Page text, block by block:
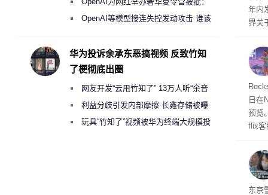
年内
界关
日在
预览
flix客
27
东京
2000美元一晚 遭讽“反乌托邦”
OpenAI等模型接连失控发动攻击 谁该
华为投诉余承东恶搞视频 反致竹知
了梗彻底出圈
网友开发“云甩竹知了” 13万人听“余音
绕梁”利益分歧引发内部摩擦 长鑫存储被曝
曾将华为驻场工程师驱逐出研发基地
玩具“竹知了”视频被华为终端大规模投